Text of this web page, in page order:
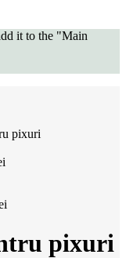
it to the "Main
pixuri
pixuri